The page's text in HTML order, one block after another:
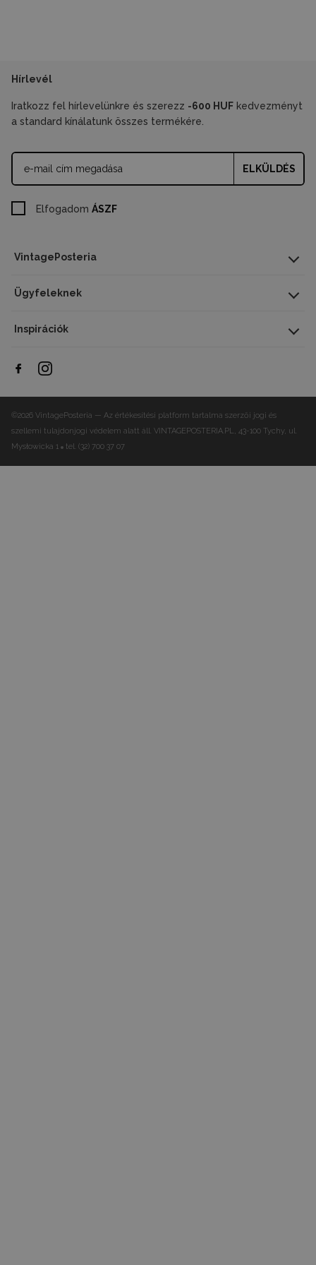
VintagePosteria
Ügyfeleknek
Inspirációk
Hírlevél
Iratkozz fel hírlevelünkre és szerezz -600 HUF kedvezményt
a standard kínálatunk összes termékére.
ELKÜLDÉS
Elfogadom ÁSZF
©2026 VintagePosteria — Az értékesítési platform tartalma szerzői jogi és
szellemi tulajdonjogi védelem alatt áll. VINTAGEPOSTERIA.PL, 43-100 Tychy, ul.
Mysłowicka 1
tel. (32) 700 37 07